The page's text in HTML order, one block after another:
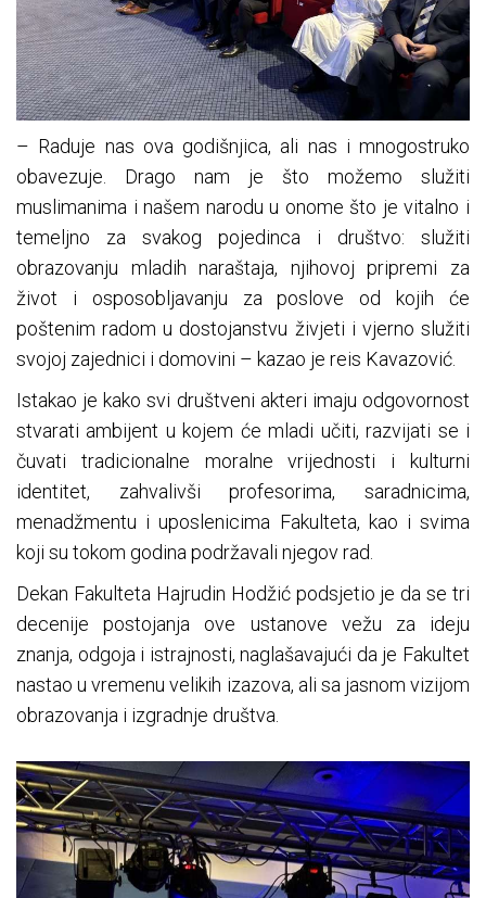
– Raduje nas ova godišnjica, ali nas i mnogostruko
obavezuje. Drago nam je što možemo služiti
muslimanima i našem narodu u onome što je vitalno i
temeljno za svakog pojedinca i društvo: služiti
obrazovanju mladih naraštaja, njihovoj pripremi za
život i osposobljavanju za poslove od kojih će
poštenim radom u dostojanstvu živjeti i vjerno služiti
svojoj zajednici i domovini – kazao je reis Kavazović.
Istakao je kako svi društveni akteri imaju odgovornost
stvarati ambijent u kojem će mladi učiti, razvijati se i
čuvati tradicionalne moralne vrijednosti i kulturni
identitet, zahvalivši profesorima, saradnicima,
menadžmentu i uposlenicima Fakulteta, kao i svima
koji su tokom godina podržavali njegov rad.
Dekan Fakulteta Hajrudin Hodžić podsjetio je da se tri
decenije postojanja ove ustanove vežu za ideju
znanja, odgoja i istrajnosti, naglašavajući da je Fakultet
nastao u vremenu velikih izazova, ali sa jasnom vizijom
obrazovanja i izgradnje društva.